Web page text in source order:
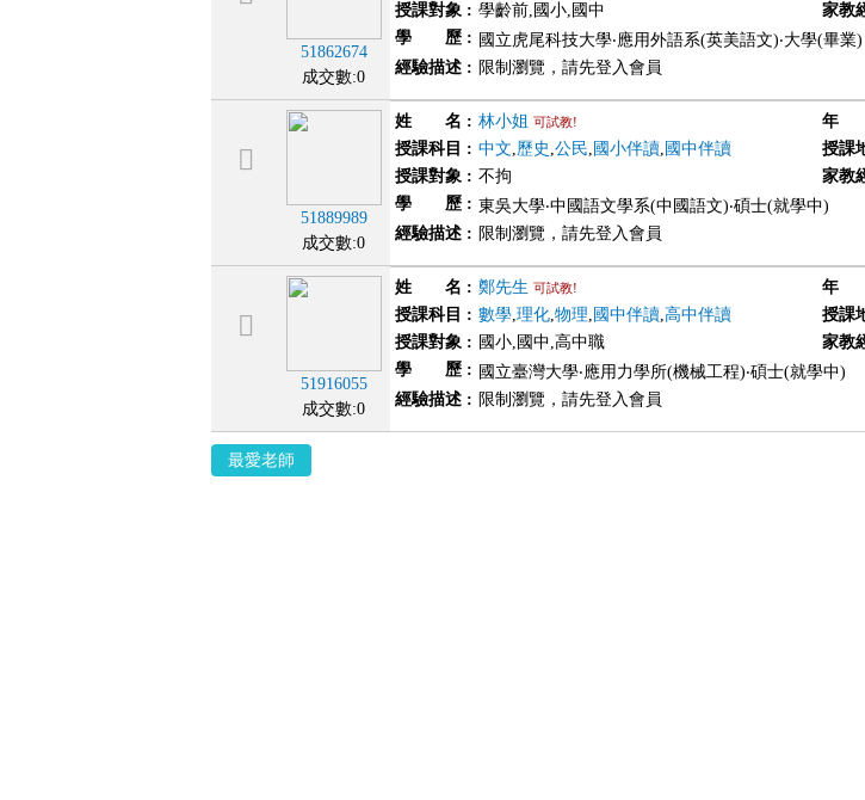
51862674
成交數:0
授課對象 : 學齡前,國小,國中 家教
學 歷 : 國立虎尾科技大學‧應用外語系(英美語文)‧大學(畢業)
經驗描述 : 限制瀏覽，請先登入會員
51889989
成交數:0
姓 名 : 林小姐 可試教! 年
授課科目 : 中文,歷史 ,公民, 國小伴讀, 國中伴讀 授課
授課對象 : 不拘 家教
學 歷 : 東吳大學‧中國語文學系(中國語文)‧碩士(就學中)
經驗描述 : 限制瀏覽，請先登入會員
51916055
成交數:0
姓 名 : 鄭先生 可試教! 年
授課科目 : 數學,理化,物理, 國中伴讀,高中伴讀 授課
授課對象 : 國小,國中,高中職 家教
學 歷 : 國立臺灣大學‧應用力學所(機械工程)‧碩士(就學中)
經驗描述 : 限制瀏覽，請先登入會員
最愛老師